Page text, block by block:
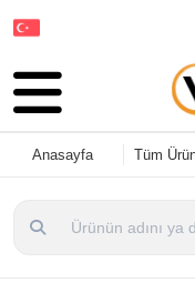
Anasayfa Tüm